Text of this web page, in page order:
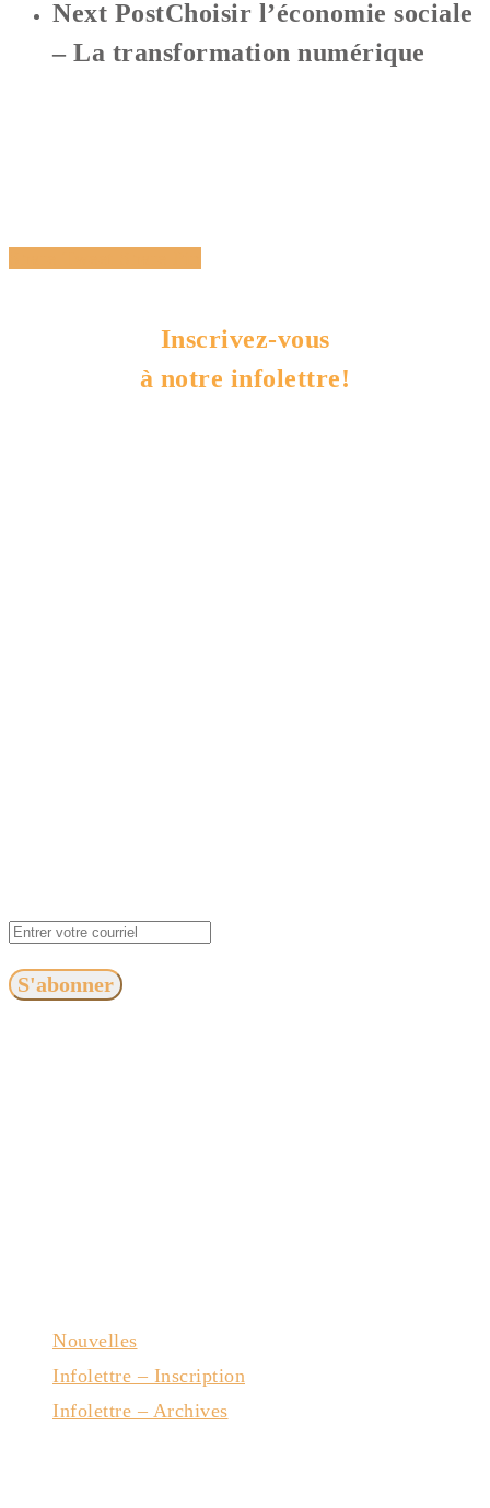
Next PostChoisir l’économie sociale
– La transformation numérique
Inscrivez-vous
à notre infolettre!
S'abonner
Nouvelles
Infolettre – Inscription
Infolettre – Archives